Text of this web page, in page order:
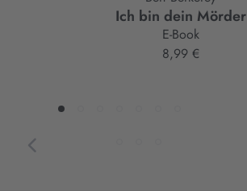
Ich bin dein Mörder
E-Book
8,99 €